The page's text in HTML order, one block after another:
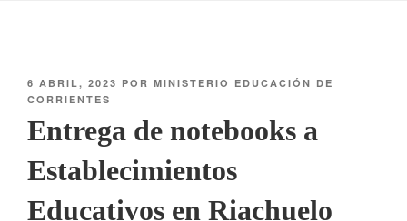
6 ABRIL, 2023 POR MINISTERIO EDUCACIÓN DE
CORRIENTES
Entrega de notebooks a
Establecimientos
Educativos en Riachuelo